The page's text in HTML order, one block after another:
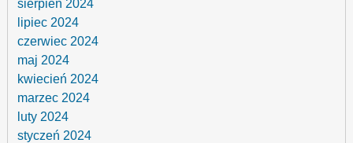
sierpień 2024
lipiec 2024
czerwiec 2024
maj 2024
kwiecień 2024
marzec 2024
luty 2024
styczeń 2024